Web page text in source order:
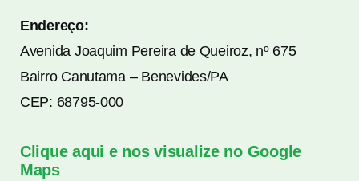
Endereço:
Avenida Joaquim Pereira de Queiroz, nº 675
Bairro Canutama – Benevides/PA
CEP: 68795-000
Clique aqui e nos visualize no Google
Maps